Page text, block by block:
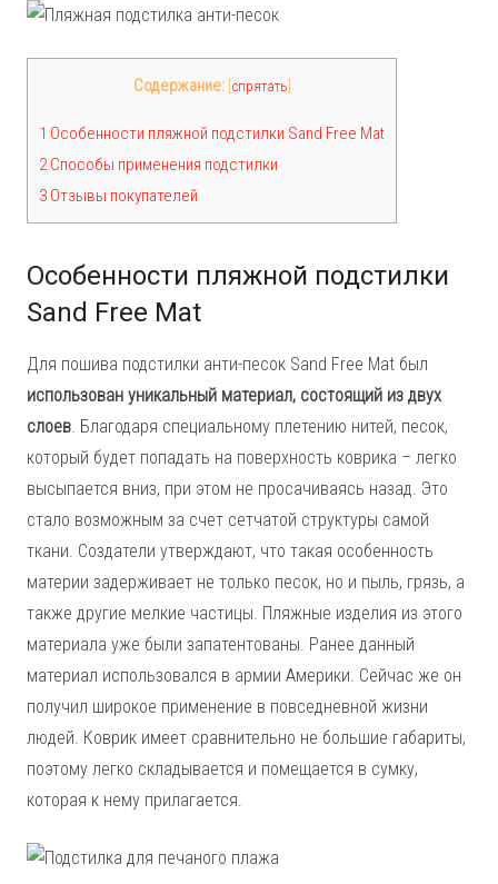
Содержание: [спрятать]
1 Особенности пляжной подстилки Sand Free Mat
2 Способы применения подстилки
3 Отзывы покупателей
Особенности пляжной подстилки
Sand Free Mat
Для пошива подстилки анти-песок Sand Free Mat был
использован уникальный материал, состоящий из двух
слоев. Благодаря специальному плетению нитей, песок,
который будет попадать на поверхность коврика – легко
высыпается вниз, при этом не просачиваясь назад. Это
стало возможным за счет сетчатой структуры самой
ткани. Создатели утверждают, что такая особенность
материи задерживает не только песок, но и пыль, грязь, а
также другие мелкие частицы. Пляжные изделия из этого
материала уже были запатентованы. Ранее данный
материал использовался в армии Америки. Сейчас же он
получил широкое применение в повседневной жизни
людей. Коврик имеет сравнительно не большие габариты,
поэтому легко складывается и помещается в сумку,
которая к нему прилагается.